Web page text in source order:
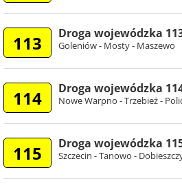
113 Droga wojewódzka
Goleniów - Mosty - Maszewo
114 Droga wojewódzka
Nowe Warpno - Trzebież -
115 Droga wojewódzka
Szczecin - Tanowo -